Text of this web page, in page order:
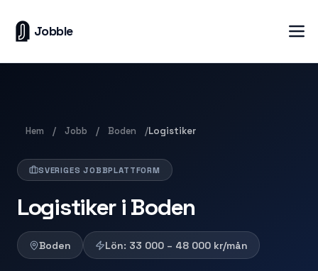
Jobble
Hem / Jobb / Boden /Logistiker
SVERIGES JOBBPLATTFORM
Logistiker i Boden
Boden Lön: 33 000 – 48 000 kr/mån